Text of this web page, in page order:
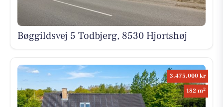
Bøggildsvej 5 Todbjerg, 8530 Hjortshøj
3.475.000 kr
182 m2